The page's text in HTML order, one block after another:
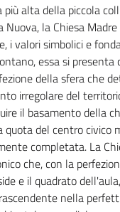
più alta della piccola
Nuova, la Chiesa
i valori simbolici e
essa si presenta
della sfera che
irregolare del
il basamento della
del centro civico
completata. La
che, con la
e il quadrato
nella